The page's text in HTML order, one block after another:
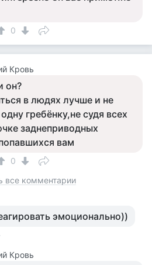
0
Кровь
он?
в людях лучше и не
гребёнку,не судя всех
заднеприводных
вам
0
все комментарии
эмоционально))
Кровь